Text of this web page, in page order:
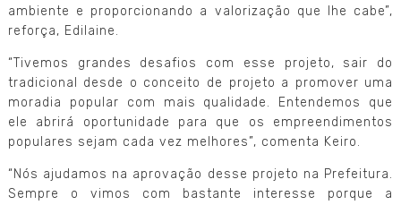
ambiente e proporcionando a valorização que lhe cabe”,
reforça, Edilaine.
“Tivemos grandes desafios com esse projeto, sair do
tradicional desde o conceito de projeto a promover uma
moradia popular com mais qualidade. Entendemos que
ele abrirá oportunidade para que os empreendimentos
populares sejam cada vez melhores”, comenta Keiro.
“Nós ajudamos na aprovação desse projeto na Prefeitura.
Sempre o vimos com bastante interesse porque a